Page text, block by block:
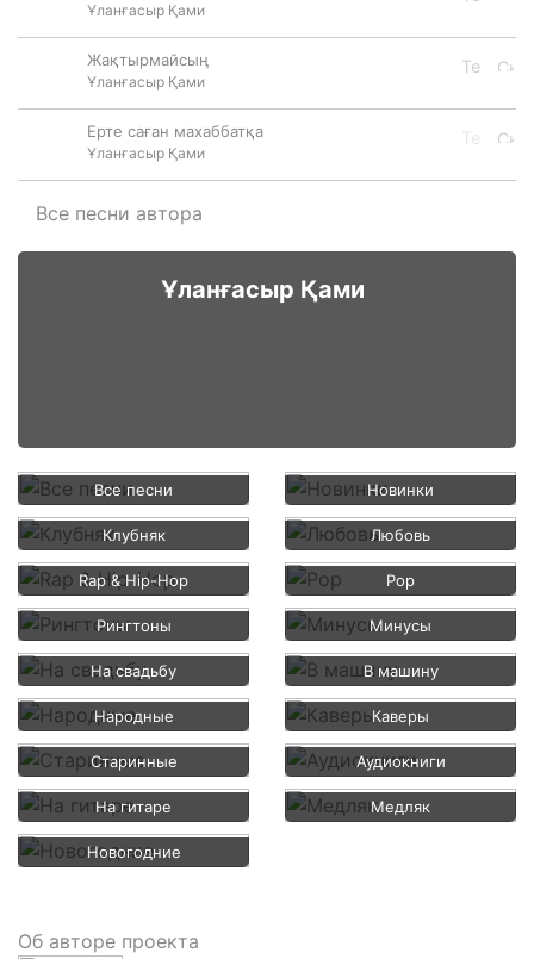
Ұланғасыр Қами
Жақтырмайсың
Ұланғасыр Қами
Ерте саған махаббатқа
Ұланғасыр Қами
Все песни автора
Ұланғасыр Қами
Все песни Новинки
Клубняк Любовь
Rap & Hip-Hop Pop
Рингтоны Минусы
На свадьбу В машину
Народные Каверы
Старинные Аудиокниги
На гитаре Медляк
Новогодние
Об авторе проекта